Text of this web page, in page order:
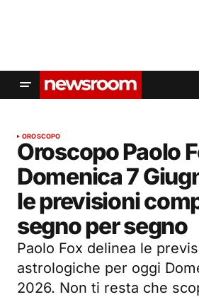
OROSCOPO
Oroscopo Paolo
Domenica 7
le previsioni
segno per segno
Paolo Fox delinea le
astrologiche per oggi
2026. Non ti resta che